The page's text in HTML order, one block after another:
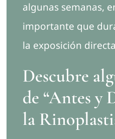
algunas semanas,
importante que
la exposición
Descubre
de “Antes y
la